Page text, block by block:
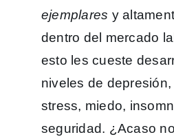
ejemplares y
dentro del mercado
esto les cueste
niveles de
stress, miedo,
seguridad. ¿Acaso